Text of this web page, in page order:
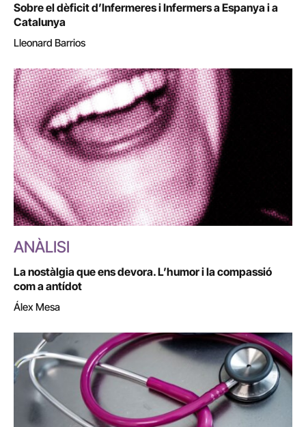
Sobre el dèficit d’Infermeres i Infermers a Espanya i a
Catalunya
Lleonard Barrios
ANÀLISI
La nostàlgia que ens devora. L’humor i la compassió
com a antídot
Álex Mesa